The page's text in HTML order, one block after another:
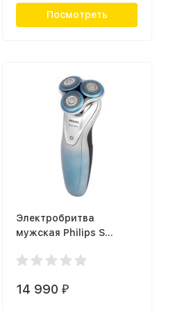
Посмотреть
Электробритва
мужская Philips S
14 990₽